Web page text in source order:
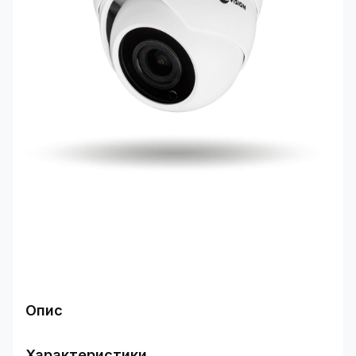
Опис
Гібридні системи відеоспостереження, в яких